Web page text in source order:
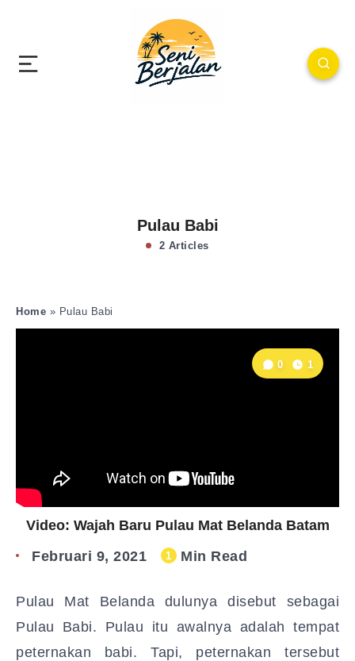
Pulau Babi
2 Articles
Home » Pulau Babi
Video: Wajah Baru Pulau Mat Belanda Batam
0 1
Februari 9, 2021 1 Min Read
Pulau Mat Belanda dulunya disebut sebagai
Pulau Babi. Pulau itu awalnya adalah tempat
peternakan babi. Tapi, peternakan tersebut